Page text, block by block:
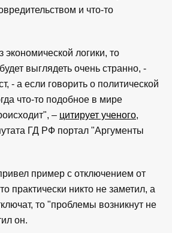
и что-то
экономической логики, то
выглядеть очень странно, -
- а если говорить о политической
что-то подобное в мире
– цитирует ученого,
ГД РФ портал "Аргументы
пример с отключением от
практически никто не заметил, а
то "проблемы возникнут не
он.